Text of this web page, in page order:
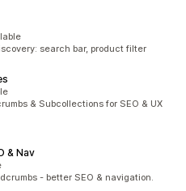
search bar, product filter
& Subcollections for SEO & UX
& Nav
- better SEO & navigation.